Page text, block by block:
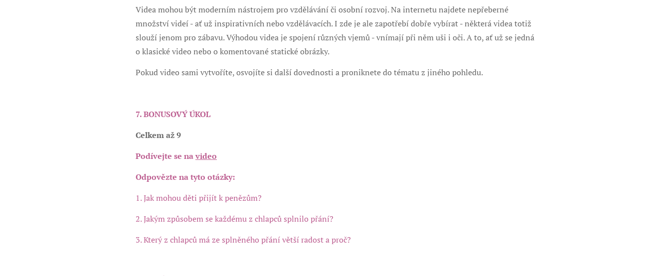
Videa mohou být moderním nástrojem pro vzdělávání či osobní rozvoj. Na internetu najdete nepřeberné
množství videí - ať už inspirativních nebo vzdělávacích. I zde je ale zapotřebí dobře vybírat - některá videa totiž
slouží jenom pro zábavu. Výhodou videa je spojení různých vjemů - vnímají při něm uši i oči. A to, ať už se jedná
o klasické video nebo o komentované statické obrázky.
Pokud video sami vytvoříte, osvojíte si další dovednosti a proniknete do tématu z jiného pohledu.
7. BONUSOVÝ ÚKOL
Celkem až 9
Podívejte se navideo
Odpovězte na tyto otázky:
1. Jak mohou děti přijít k penězům?
2. Jakým způsobem se každému z chlapců splnilo přání?
3. Který z chlapců má ze splněného přání větší radost a proč?